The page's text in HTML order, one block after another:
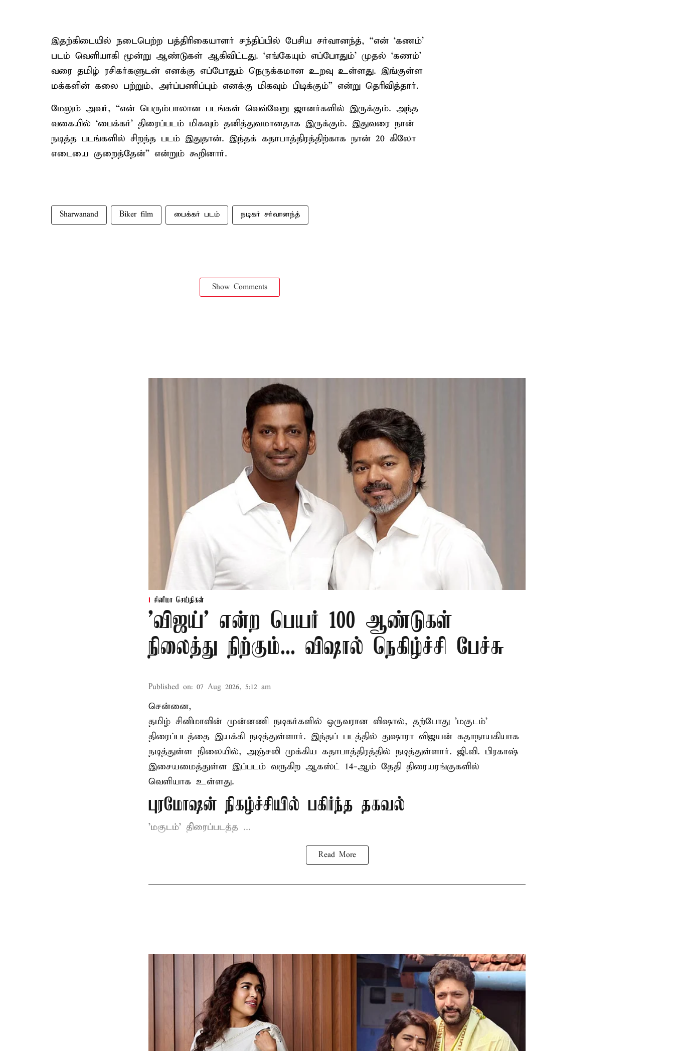
இதற்கிடையில் நடைபெற்ற பத்திரிகையாளர் சந்திப்பில் பேசிய சர்வானந்த், “என் ‘கணம்’
படம் வெளியாகி மூன்று ஆண்டுகள் ஆகிவிட்டது. ‘எங்கேயும் எப்போதும்’ முதல் ‘கணம்’
வரை தமிழ் ரசிகர்களுடன் எனக்கு எப்போதும் நெருக்கமான உறவு உள்ளது. இங்குள்ள
மக்களின் கலை பற்றும், அர்ப்பணிப்பும் எனக்கு மிகவும் பிடிக்கும்” என்று தெரிவித்தார்.
மேலும் அவர், “என் பெரும்பாலான படங்கள் வெவ்வேறு ஜானர்களில் இருக்கும். அந்த
வகையில் ‘பைக்கர்’ திரைப்படம் மிகவும் தனித்துவமானதாக இருக்கும். இதுவரை நான்
நடித்த படங்களில் சிறந்த படம் இதுதான். இந்தக் கதாபாத்திரத்திற்காக நான் 20 கிலோ
எடையை குறைத்தேன்” என்றும் கூறினார்.
Sharwanand Biker film பைக்கர் படம் நடிகர் சர்வானந்த்
Show Comments
சினிமா செய்திகள்
'விஜய்' என்ற பெயர் 100 ஆண்டுகள்
நிலைத்து நிற்கும்... விஷால் நெகிழ்ச்சி பேச்சு
Published on: 07 Aug 2026, 5:12 am
சென்னை,
தமிழ் சினிமாவின் முன்னணி நடிகர்களில் ஒருவரான விஷால், தற்போது 'மகுடம்'
திரைப்படத்தை இயக்கி நடித்துள்ளார். இந்தப் படத்தில் துஷாரா விஜயன் கதாநாயகியாக
நடித்துள்ள நிலையில், அஞ்சலி முக்கிய கதாபாத்திரத்தில் நடித்துள்ளார். ஜி.வி. பிரகாஷ்
இசையமைத்துள்ள இப்படம் வருகிற ஆகஸ்ட் 14-ஆம் தேதி திரையரங்குகளில்
வெளியாக உள்ளது.
புரமோஷன் நிகழ்ச்சியில் பகிர்ந்த தகவல்
'மகுடம்' திரைப்படத்த ...
Read More